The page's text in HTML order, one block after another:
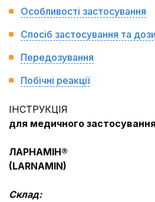
Особливості застосування
Спосіб застосування та дози
Передозування
Побічні реакції
ІНСТРУКЦІЯ
для медичного
ЛАРНАМІН®
(LARNAMIN)
Склад: